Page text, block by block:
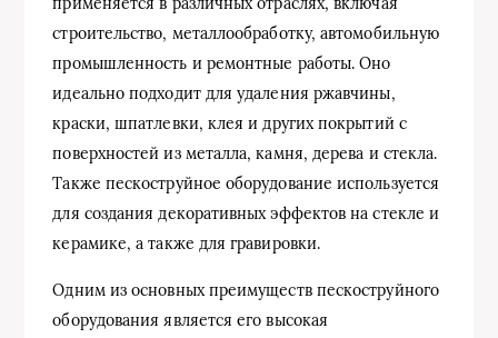
строительство, металлообработку, автомобильную
промышленность и ремонтные работы. Оно
идеально подходит для удаления ржавчины,
краски, шпатлевки, клея и других покрытий с
поверхностей из металла, камня, дерева и стекла.
Также пескоструйное оборудование используется
для создания декоративных эффектов на стекле и
керамике, а также для гравировки.
Одним из основных преимуществ пескоструйного
оборудования является его высокая